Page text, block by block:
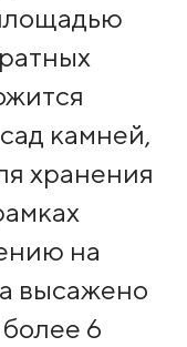
камней,
хранения
на
высажено
6